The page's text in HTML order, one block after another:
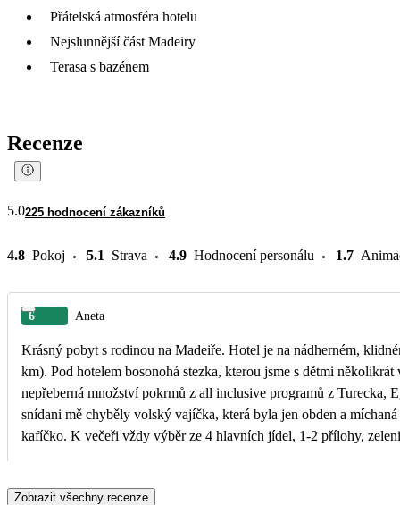
Přátelská atmosféra hotelu
Nejslunnější část Madeiry
Terasa s bazénem
Recenze
5.0225 hodnocení zákazníků
4.8 Pokoj 5.1 Strava 4.9 Hodnocení personálu 1.7
6 Aneta
Krásný pobyt s rodinou na Madeiře. Hotel je na nádherném,
km). Pod hotelem bosonohá stezka, kterou jsme s dětmi
nepřeberná množství pokrmů z all inclusive programů z Turecka,
snídani mě chyběly volský vajíčka, která byla jen obden a
kafíčko. K večeři vždy výběr ze 4 hlavních jídel, 1-2 přílohy,
Zobrazit všechny recenze